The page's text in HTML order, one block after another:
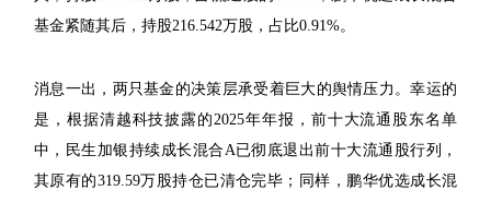
基金紧随其后，持股216.542万股，占比0.91%。
消息一出，两只基金的决策层承受着巨大的舆情压力。幸运的
是，根据清越科技披露的2025年年报，前十大流通股东名单
中，民生加银持续成长混合A已彻底退出前十大流通股行列，
其原有的319.59万股持仓已清仓完毕；同样，鹏华优选成长混